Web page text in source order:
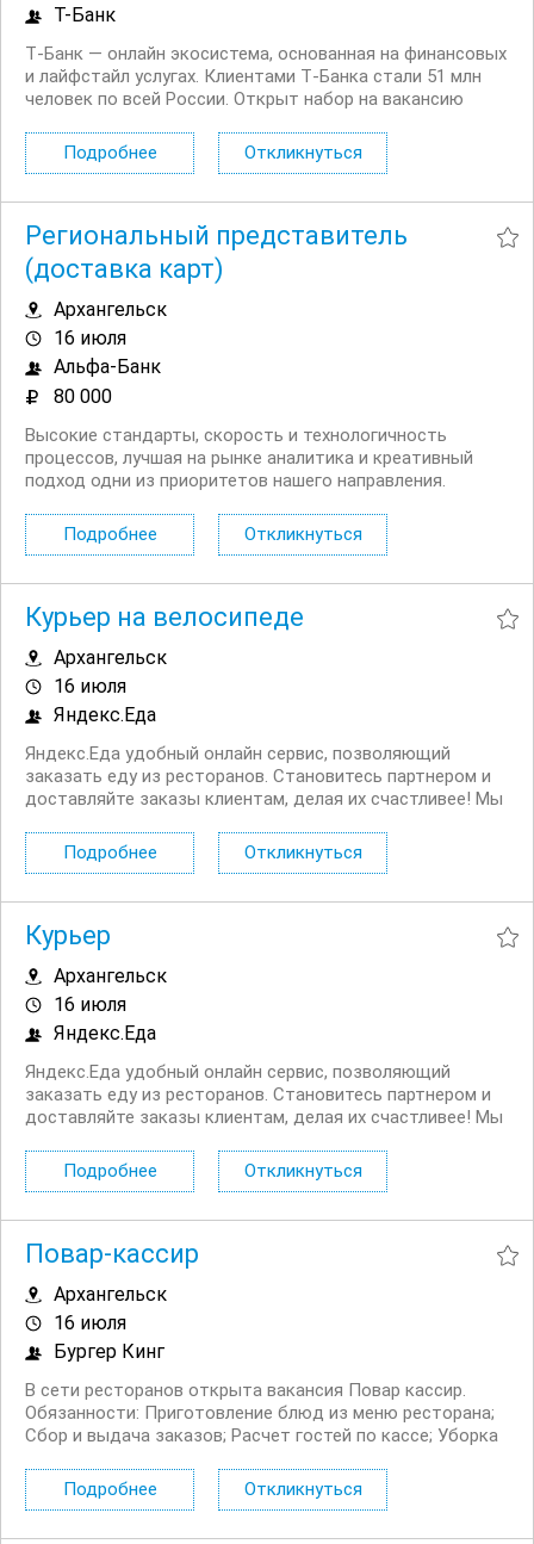
Т-Банк
Т‑Банк — онлайн экосистема, основанная на финансовых
и лайфстайл услугах. Клиентами Т‑Банка стали 51 млн
человек по всей России. Открыт набор на вакансию
будете делать: Консультировать клиентов по
депозитным продуктам на входящих звонках...
Подробнее Откликнуться
Региональный представитель
(доставка карт)
Архангельск
16 июля
Альфа-Банк
80 000
Высокие стандарты, скорость и технологичность
процессов, лучшая на рынке аналитика и креативный
подход одни из приоритетов нашего направления.
представителей для доставки карт. Чем предстоит
заниматься: Доставлять клиентам банковские
Подробнее Откликнуться
Курьер на велосипеде
Архангельск
16 июля
Яндекс.Еда
Яндекс.Еда удобный онлайн сервис, позволяющий
заказать еду из ресторанов. Становитесь партнером и
доставляйте заказы клиентам, делая их счастливее! Мы
сотрудничающей с сервисом Яндекс.Еда. Условия:
Первая выплата поступает через две недели,...
Подробнее Откликнуться
Курьер
Архангельск
16 июля
Яндекс.Еда
Яндекс.Еда удобный онлайн сервис, позволяющий
заказать еду из ресторанов. Становитесь партнером и
доставляйте заказы клиентам, делая их счастливее! Мы
сотрудничающей с сервисом Яндекс.Еда. Условия:
Первая выплата поступает через две недели,...
Подробнее Откликнуться
Повар-кассир
Архангельск
16 июля
Бургер Кинг
В сети ресторанов открыта вакансия Повар кассир.
Обязанности: Приготовление блюд из меню ресторана;
Сбор и выдача заказов; Расчет гостей по кассе; Уборка
гостям ресторана. Условия: Официальное...
Подробнее Откликнуться